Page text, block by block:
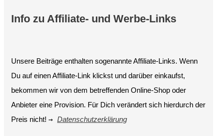
Info zu Affiliate- und Werbe-Links
Unsere Beiträge enthalten sogenannte Affiliate-Links. Wenn
Du auf einen Affiliate-Link klickst und darüber einkaufst,
bekommen wir von dem betreffenden Online-Shop oder
Anbieter eine Provision. Für Dich verändert sich hierdurch der
Preis nicht! → Datenschutzerklärung